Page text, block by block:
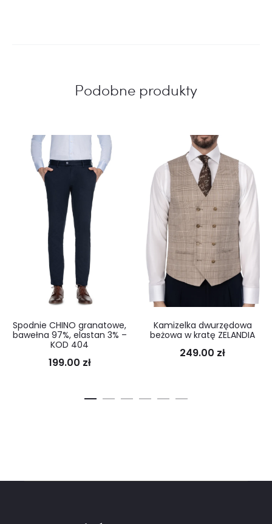
Podobne produkty
Spodnie CHINO granatowe,
bawełna 97%, elastan 3% –
KOD 404
199.00 zł
Kamizelka dwurzędowa
beżowa w kratę ZELANDIA
249.00 zł